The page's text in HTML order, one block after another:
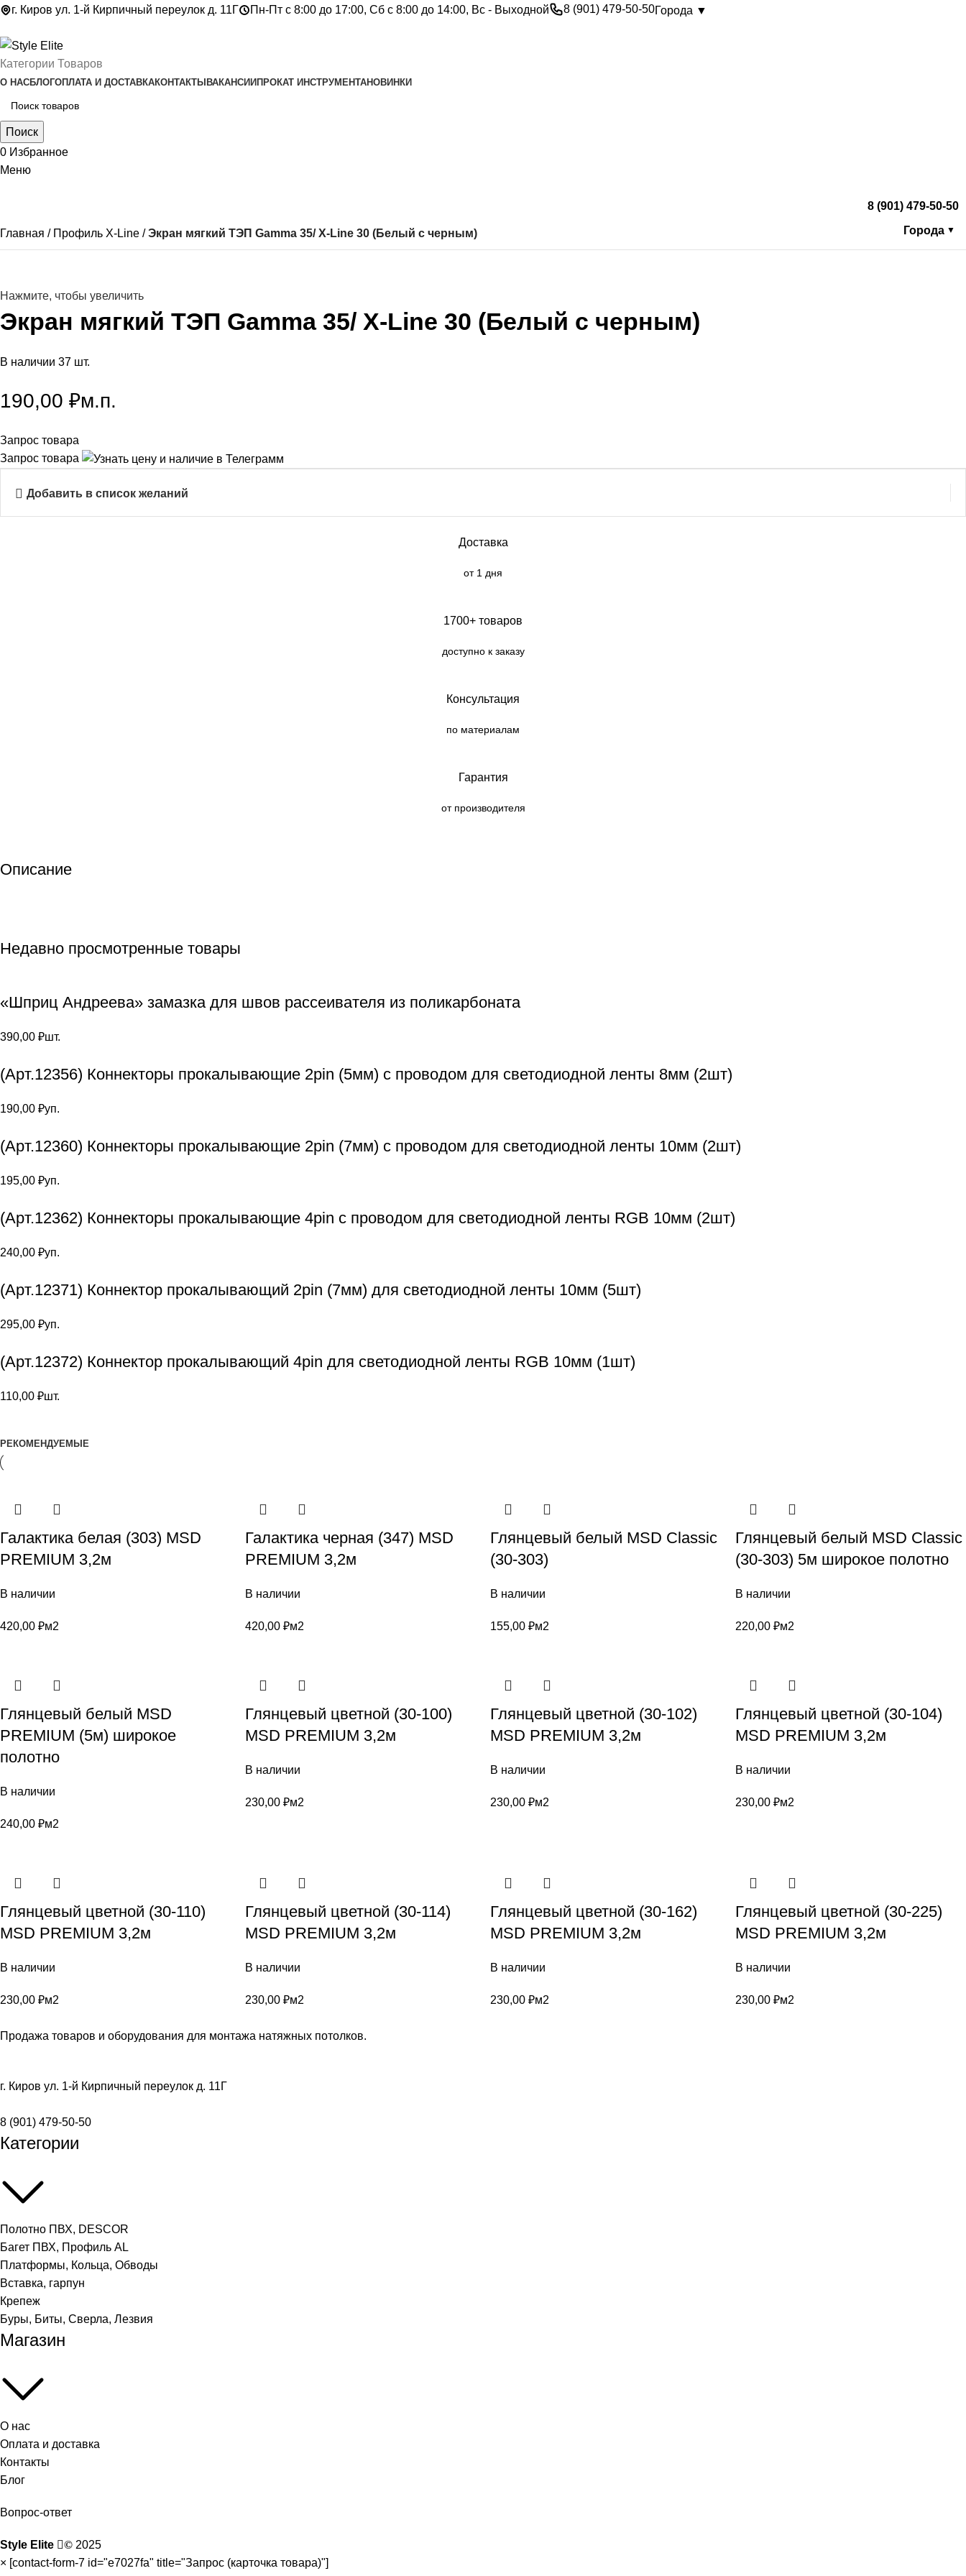
г. Киров ул. 1-й Кирпичный переулок д. 11Г Пн-Пт с 8:00 до 17:00, Сб с 8:00 до 14:00, Вс - Выходной 8 (901) 479-50-50Города ▼
Категории Товаров
О НАСБЛОГОПЛАТА И ДОСТАВКАКОНТАКТЫ ВАКАНСИИ ПРОКАТ ИНСТРУМЕНТАНОВИНКИ
Поиск
0 Избранное
Меню
8 (901) 479-50-50
Города ▼
Главная Профиль Х-Line Экран мягкий ТЭП Gamma 35/ X-Line 30 (Белый с черным)
Нажмите, чтобы увеличить
Экран мягкий ТЭП Gamma 35/ X-Line 30 (Белый с черным)
В наличии 37 шт.
190,00 ₽м.п.
Запрос товара
Запрос товара
Добавить в список желаний
Доставка
от 1 дня
1700+ товаров
доступно к заказу
Консультация
по материалам
Гарантия
от производителя
Описание
Недавно просмотренные товары
«Шприц Андреева» замазка для швов рассеивателя из поликарбоната
390,00 ₽шт.
(Арт.12356) Коннекторы прокалывающие 2pin (5мм) с проводом для светодиодной ленты 8мм (2шт)
190,00 ₽уп.
(Арт.12360) Коннекторы прокалывающие 2pin (7мм) с проводом для светодиодной ленты 10мм (2шт)
195,00 ₽уп.
(Арт.12362) Коннекторы прокалывающие 4pin с проводом для светодиодной ленты RGB 10мм (2шт)
240,00 ₽уп.
(Арт.12371) Коннектор прокалывающий 2pin (7мм) для светодиодной ленты 10мм (5шт)
295,00 ₽уп.
(Арт.12372) Коннектор прокалывающий 4pin для светодиодной ленты RGB 10мм (1шт)
110,00 ₽шт.
РЕКОМЕНДУЕМЫЕ
Галактика белая (303) MSD
PREMIUM 3,2м
В наличии
420,00 ₽м2
Галактика черная (347) MSD
PREMIUM 3,2м
В наличии
420,00 ₽м2
Глянцевый белый MSD Classic
(30-303)
В наличии
155,00 ₽м2
Глянцевый белый MSD Classic
(30-303) 5м широкое полотно
В наличии
220,00 ₽м2
Глянцевый белый MSD
PREMIUM (5м) широкое
полотно
В наличии
240,00 ₽м2
Глянцевый цветной (30-100)
MSD PREMIUM 3,2м
В наличии
230,00 ₽м2
Глянцевый цветной (30-102)
MSD PREMIUM 3,2м
В наличии
230,00 ₽м2
Глянцевый цветной (30-104)
MSD PREMIUM 3,2м
В наличии
230,00 ₽м2
Глянцевый цветной (30-110)
MSD PREMIUM 3,2м
В наличии
230,00 ₽м2
Глянцевый цветной (30-114)
MSD PREMIUM 3,2м
В наличии
230,00 ₽м2
Глянцевый цветной (30-162)
MSD PREMIUM 3,2м
В наличии
230,00 ₽м2
Глянцевый цветной (30-225)
MSD PREMIUM 3,2м
В наличии
230,00 ₽м2
Продажа товаров и оборудования для монтажа натяжных потолков.
г. Киров ул. 1-й Кирпичный переулок д. 11Г
8 (901) 479-50-50
Категории
Полотно ПВХ, DESCOR
Багет ПВХ, Профиль AL
Платформы, Кольца, Обводы
Вставка, гарпун
Крепеж
Буры, Биты, Сверла, Лезвия
Магазин
О нас
Оплата и доставка
Контакты
Блог
Вопрос-ответ
Style Elite © 2025
× [contact-form-7 id="e7027fa" title="Запрос (карточка товара)"]